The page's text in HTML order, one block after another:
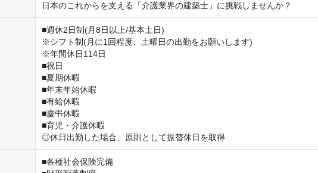
日本のこれからを支える「介護業界の建築士」に挑戦しませんか？
■週休2日制(月8日以上/基本土日)
※シフト制(月に1回程度、土曜日の出勤をお願いします)
※年間休日114日
■祝日
■夏期休暇
■年末年始休暇
■有給休暇
■慶弔休暇
■育児・介護休暇
◎休日出勤した場合、原則として振替休日を取得
■各種社会保険完備